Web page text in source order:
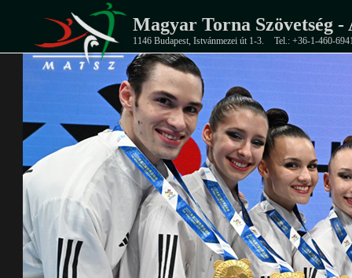
Magyar Torna Szövetség -
1146 Budapest, Istvánmezei út 1-3. Tel.: +36-1-460-